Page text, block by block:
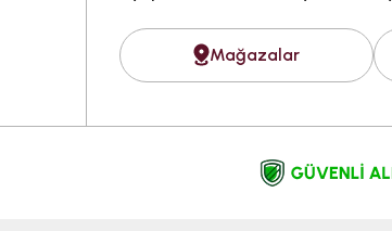
Mağazalar